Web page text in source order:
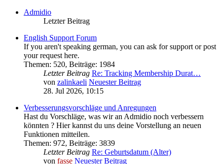
Admidio
Letzter Beitrag
English Support Forum
If you aren't speaking german, you can ask for support or post
your request here.
Themen: 520, Beiträge: 1984
Letzter Beitrag Re: Tracking Membership Durat…
von zalinkaeli Neuester Beitrag
28. Jul 2026, 10:15
Verbesserungsvorschläge und Anregungen
Hast du Vorschläge, was wir an Admidio noch verbessern
könnten ? Hier kannst du uns deine Vorstellung an neuen
Funktionen mitteilen.
Themen: 972, Beiträge: 3839
Letzter Beitrag Re: Geburtsdatum (Alter)
von fasse Neuester Beitrag